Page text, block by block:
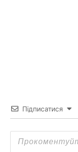
Підписатися